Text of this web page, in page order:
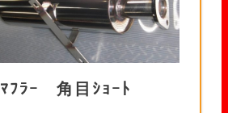
ﾌﾗｰ 角目ｼｮｰﾄ